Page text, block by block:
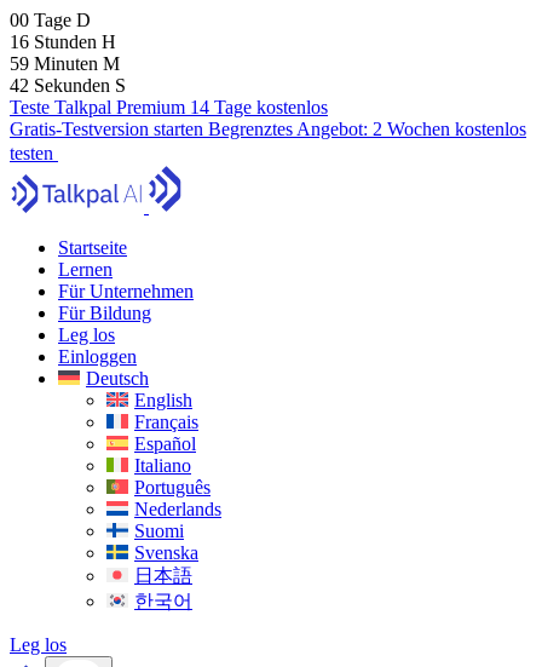
00 Tage D
16 Stunden H
59 Minuten M
41 Sekunden S
Teste Talkpal Premium 14 Tage kostenlos
Gratis-Testversion starten Begrenztes Angebot: 2 Wochen kostenlos
testen
Startseite
Lernen
Für Unternehmen
Für Bildung
Leg los
Einloggen
Deutsch
English
Français
Español
Italiano
Português
Nederlands
Suomi
Svenska
日本語
한국어
Leg los